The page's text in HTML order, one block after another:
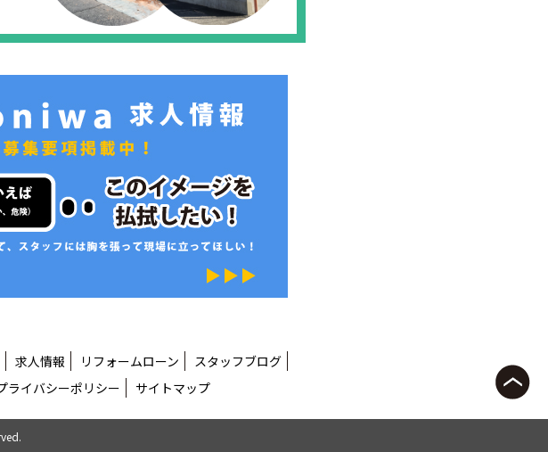
求人情報 リフォームローン
スタッフブログ
ライバシーポリシー サイトマップ